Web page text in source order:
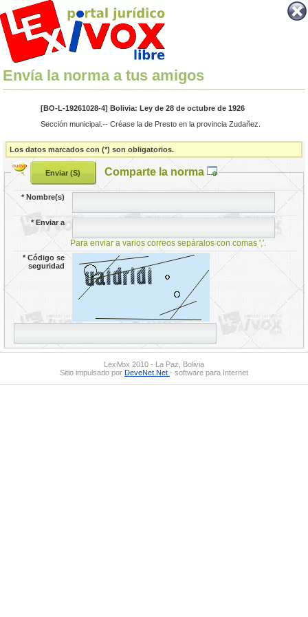
Envía la norma a tus amigos
[BO-L-19261028-4] Bolivia: Ley de 28 de octubre de 1926
Sección municipal.-- Créase la de Presto en la provincia Zudañez.
Los datos marcados con (*) son obligatorios.
Comparte la norma
*Nombre(s)
*Enviar a
Para enviar a varios correos sepáralos con comas ','.
*Código se
seguridad
LexiVox 2010 - La Paz, Bolivia
Sitio impulsado por DeveNet.Net - software para Internet